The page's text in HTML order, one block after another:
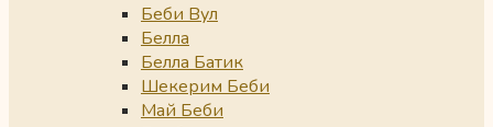
Беби Вул
Белла
Белла Батик
Шекерим Беби
Май Беби